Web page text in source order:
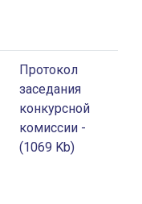
Протокол
заседания
конкурсной
комиссии -
(1069 Kb)